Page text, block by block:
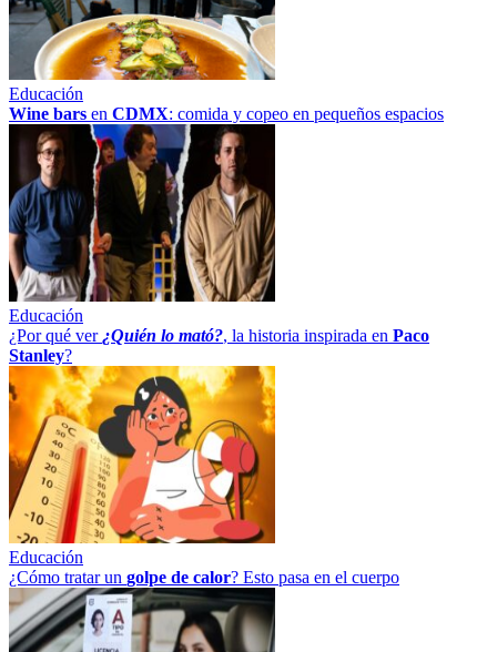
Educación
Wine bars en CDMX: comida y copeo en pequeños espacios
Educación
¿Por qué ver ¿Quién lo mató?, la historia inspirada en Paco
Stanley?
Educación
¿Cómo tratar un golpe de calor? Esto pasa en el cuerpo